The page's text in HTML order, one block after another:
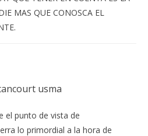
MAS QUE CONOSCA EL
usma
el punto de vista de
lo primordial a la hora de